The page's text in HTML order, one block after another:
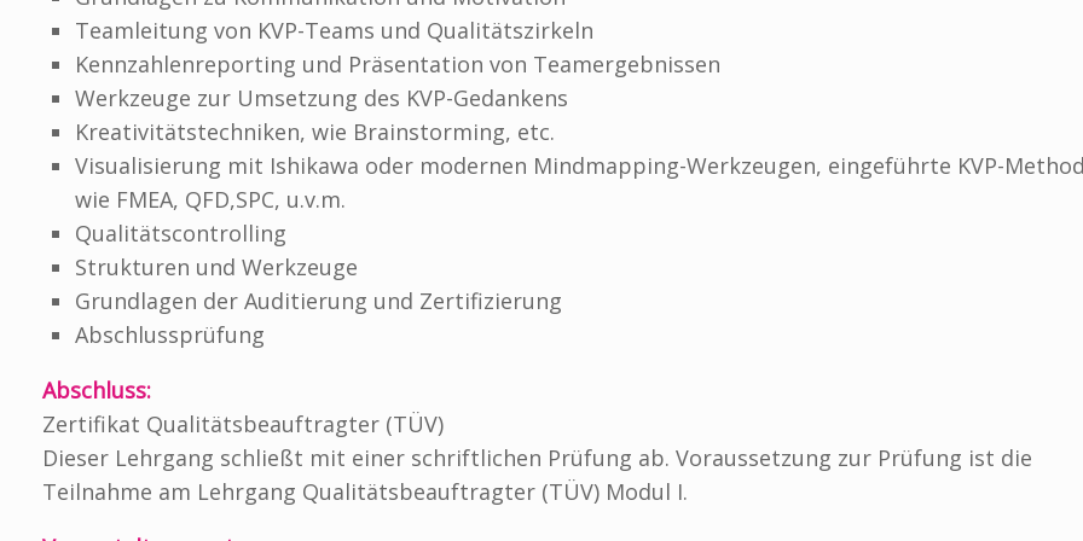
Teamleitung von KVP-Teams und Qualitätszirkeln
Kennzahlenreporting und Präsentation von Teamergebnissen
Werkzeuge zur Umsetzung des KVP-Gedankens
Kreativitätstechniken, wie Brainstorming, etc.
Visualisierung mit Ishikawa oder modernen Mindmapping-Werkzeugen, eingeführte KVP-
wie FMEA, QFD,SPC, u.v.m.
Qualitätscontrolling
Strukturen und Werkzeuge
Grundlagen der Auditierung und Zertifizierung
Abschlussprüfung
Abschluss:
Zertifikat Qualitätsbeauftragter (TÜV)
Dieser Lehrgang schließt mit einer schriftlichen Prüfung ab. Voraussetzung zur Prüfung ist die
Teilnahme am Lehrgang Qualitätsbeauftragter (TÜV) Modul I.